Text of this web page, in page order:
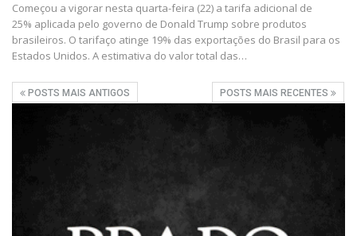
Começou a vigorar nesta quarta-feira (22) a tarifa adicional de
25% aplicada pelo governo de Donald Trump sobre produtos
brasileiros. O tarifaço atinge 19% das exportações do Brasil para os
Estados Unidos. A estimativa do valor total das…
POSTS MAIS ANTIGOS POSTS MAIS RECENTES